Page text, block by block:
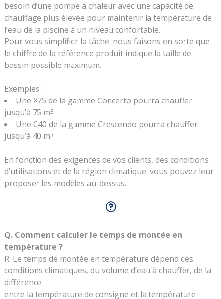
besoin d’une pompe à chaleur avec une capacité de
chauffage plus élevée pour maintenir la température de
l’eau de la piscine à un niveau confortable.
Pour vous simplifier la tâche, nous faisons en sorte que
le chiffre de la référence produit indique la taille de
bassin possible maximum.
Exemples :
Une X75 de la gamme Concerto pourra chauffer
jusqu’à 75 m3
Une C40 de la gamme Crescendo pourra chauffer
jusqu’à 40 m3
En fonction des exigences de vos clients, des conditions
d’utilisations et de la région climatique, vous pouvez leur
proposer les modèles au-dessus.
Q. Comment calculer le temps de montée en
température ?
R. Le temps de montée en température dépend des
conditions climatiques, du volume d’eau à chauffer, de la
différence
entre la température de consigne et la température